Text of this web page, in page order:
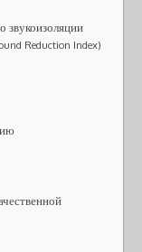
звукоизоляции
Reduction Index)